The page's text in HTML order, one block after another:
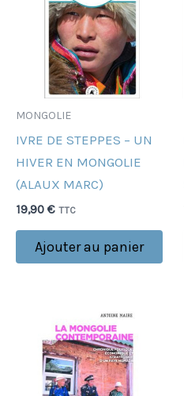
MONGOLIE
IVRE DE STEPPES – UN
HIVER EN MONGOLIE
(ALAUX MARC)
19,90 € TTC
Ajouter au panier